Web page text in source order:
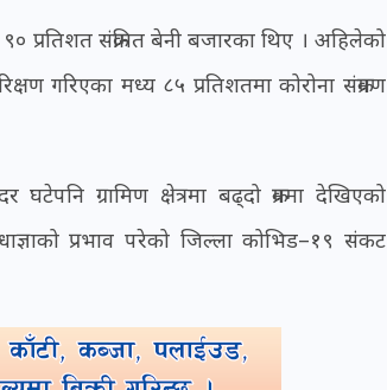
प्रतिशत संक्रमित बेनी बजारका थिए । अहिलेको
गरिएका मध्य ८५ प्रतिशतमा कोरोना संक्रमण
ग्रामिण क्षेत्रमा बढ्दो क्रममा देखिएको
प्रभाव परेको जिल्ला कोभिड–१९ संकट